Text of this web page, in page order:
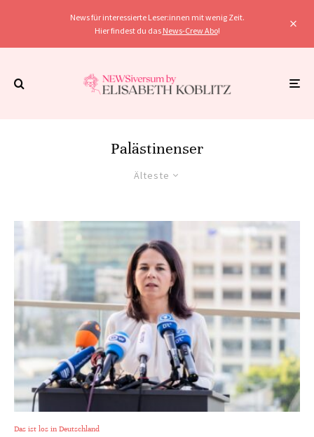
News für interessierte Leser:innen mit wenig Zeit.
Hier findest du das News-Crew Abo!
Palästinenser
Älteste
Das ist los in Deutschland